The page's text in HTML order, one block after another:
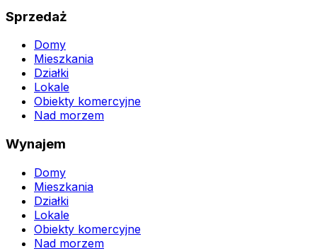
Sprzedaż
Domy
Mieszkania
Działki
Lokale
Obiekty komercyjne
Nad morzem
Wynajem
Domy
Mieszkania
Działki
Lokale
Obiekty komercyjne
Nad morzem